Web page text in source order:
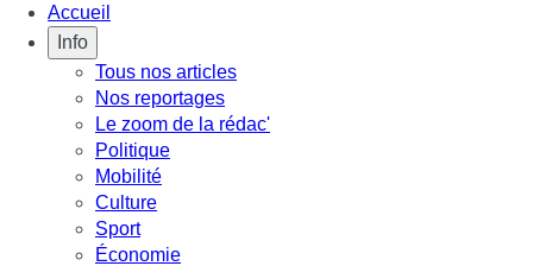
Accueil
Info
Tous nos articles
Nos reportages
Le zoom de la rédac'
Politique
Mobilité
Culture
Sport
Économie